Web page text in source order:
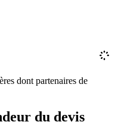
dont partenaires de
du devis